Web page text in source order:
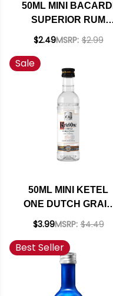
50ML MINI BACARDI
SUPERIOR RUM
PUERTO RICO
$2.49MSRP: $2.99
Sale
50ML MINI KETEL
ONE DUTCH GRAIN
VODKA
$3.99MSRP: $4.49
Best Seller